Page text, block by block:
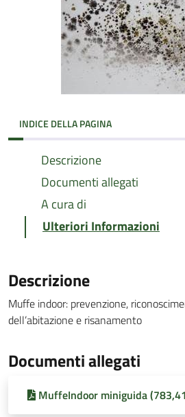
INDICE DELLA PAGINA
Descrizione
Documenti allegati
A cura di
Ulteriori Informazioni
Descrizione
Muffe indoor: prevenzione,
dell’abitazione e risanamento
Documenti allegati
MuffeIndoor miniguida